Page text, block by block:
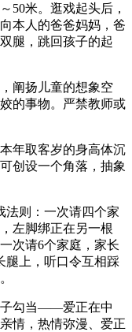
50米。逛戏起头后，
本人的爸爸妈妈，爸
腿，跳回孩子的起
扬儿童的想象空
的事物。严禁教师或
年取客岁的身高体沉
创设一个角落，抽象
则：一次请四个家
左脚绑正在另一根
次请6个家庭，家长
腿上，听口令互相踩
勾当——爱正在中
情，热情弥漫、爱正